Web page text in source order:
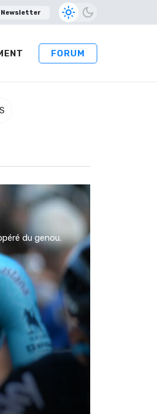
Newsletter
FORUM
du genou.